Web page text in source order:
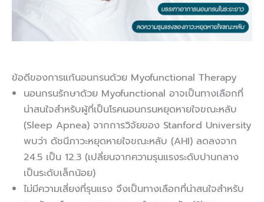
ข้อดีของการแก้นอนกรนด้วย Myofunctional Therapy
นอนกรนรักษาด้วย Myofunctional อาจเป็นทางเลือกที่
น่าสนใจสำหรับผู้ที่เป็นโรคนอนกรนหยุดหายใจขณะหลับ
(Sleep Apnea) จากการวิจัยของ Stanford University
พบว่า ดัชนีภาวะหยุดหายใจขณะหลับ (AHI) ลดลงจาก
24.5 เป็น 12.3 (เปลี่ยนจากความรุนแรงระดับปานกลาง
เป็นระดับเล็กน้อย)
ไม่มีความเสี่ยงที่รุนแรง จึงเป็นทางเลือกที่น่าสนใจสำหรับ